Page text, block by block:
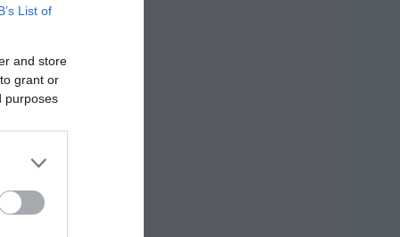
List of
and store
grant or
purposes